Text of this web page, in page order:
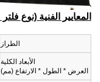
المعايير الفنية (نوع فلتر HEPA من الداخل):
الطراز
الأبعاد الكلية
العرض * الطول * الارتفاع (مم)